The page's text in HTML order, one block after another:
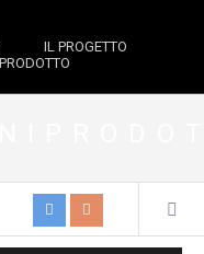
IL PROGETTO